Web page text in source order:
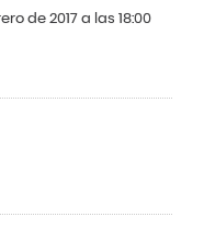
de 2017 a las 18:00